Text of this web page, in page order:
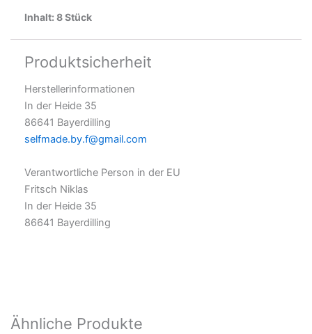
Inhalt: 8 Stück
Produktsicherheit
Herstellerinformationen
In der Heide 35
86641 Bayerdilling
selfmade.by.f@gmail.com
Verantwortliche Person in der EU
Fritsch Niklas
In der Heide 35
86641 Bayerdilling
Ähnliche Produkte